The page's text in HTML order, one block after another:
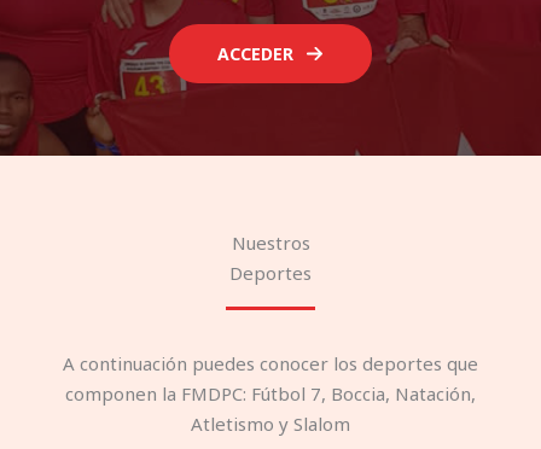
ACCEDER
Nuestros
Deportes
A continuación puedes conocer los deportes que
componen la FMDPC: Fútbol 7, Boccia, Natación,
Atletismo y Slalom